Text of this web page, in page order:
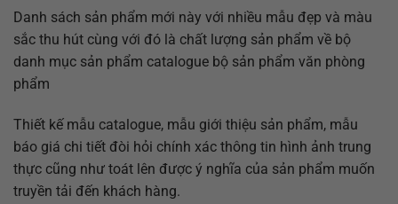
Danh sách sản phẩm mới này với nhiều mẫu đẹp và màu
sắc thu hút cùng với đó là chất lượng sản phẩm về bộ
danh mục sản phẩm catalogue bộ sản phẩm văn phòng
phẩm
Thiết kế mẫu catalogue, mẫu giới thiệu sản phẩm, mẫu
báo giá chi tiết đòi hỏi chính xác thông tin hình ảnh trung
thực cũng như toát lên được ý nghĩa của sản phẩm muốn
truyền tải đến khách hàng.